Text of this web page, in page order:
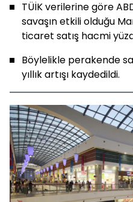
TÜİK verilerine göre
savaşın etkili olduğu
ticaret satış hacmi
Böylelikle perakende
yıllık artışı kaydedildi.